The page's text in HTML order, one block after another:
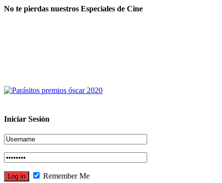
No te pierdas nuestros Especiales de Cine
Iniciar Sesión
Remember Me